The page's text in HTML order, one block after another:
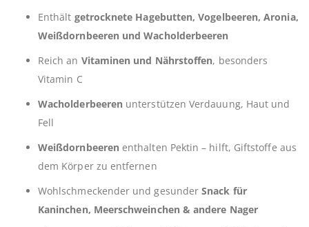
Enthält getrocknete Hagebutten, Vogelbeeren, Aronia,
Weißdornbeeren und Wacholderbeeren
Reich an Vitaminen und Nährstoffen, besonders
Vitamin C
Wacholderbeeren unterstützen Verdauung, Haut und
Fell
Weißdornbeeren enthalten Pektin – hilft, Giftstoffe aus
dem Körper zu entfernen
Wohlschmeckender und gesunderSnack für
Kaninchen, Meerschweinchen & andere Nager